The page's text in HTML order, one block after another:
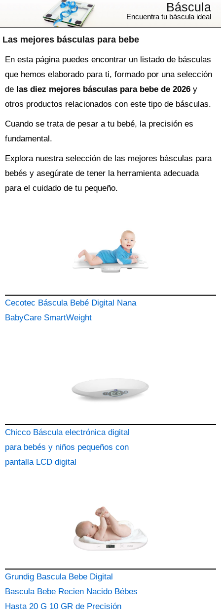
Las mejores básculas para bebe
Báscula
Encuentra tu báscula ideal
En esta página puedes encontrar un listado de básculas
que hemos elaborado para ti, formado por una selección
de las diez mejores básculas para bebe de 2026 y
otros productos relacionados con este tipo de básculas.
Cuando se trata de pesar a tu bebé, la precisión es
fundamental.
Explora nuestra selección de las mejores básculas para
bebés y asegúrate de tener la herramienta adecuada
para el cuidado de tu pequeño.
Cecotec Báscula Bebé Digital Nana
BabyCare SmartWeight
Chicco Báscula electrónica digital
para bebés y niños pequeños con
pantalla LCD digital
Grundig Bascula Bebe Digital
Bascula Bebe Recien Nacido Bébes
Hasta 20 G 10 GR de Precisión